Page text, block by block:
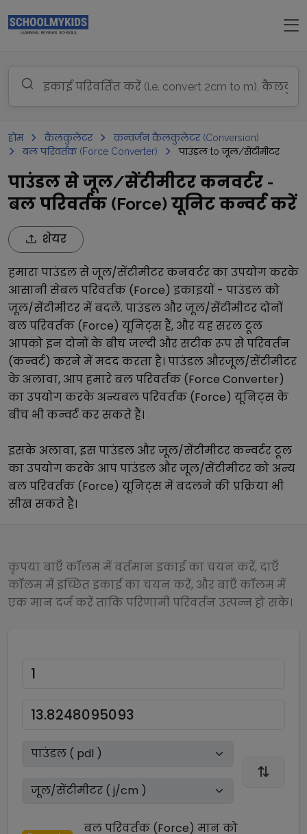
होम कैलकुलेटर
कन्वर्जन कैलकुलेटर (Conversion)
बल परिवर्तक (Force Converter)
पाउंडल to जूल/सेंटीमीटर
पाउंडल से जूल/सेंटीमीटर कनवर्टर -
बल परिवर्तक (Force) यूनिट कन्वर्ट करें
शेयर
हमारापाउंडलसेजूल/सेंटीमीटरकनवर्टर का उपयोग करके
आसानी सेबल परिवर्तक (Force) इकाइयों - पाउंडलको
जूल/सेंटीमीटरमें बदलें. पाउंडल औरजूल/सेंटीमीटरदोनों
बल परिवर्तक (Force) यूनिट्स हैं, और यह सरल टूल
आपको इन दोनों के बीच जल्दी और सटीक रूप से परिवर्तन
(कन्वर्ट) करने में मदद करता है। पाउंडल औरजूल/सेंटीमीटर
के अलावा, आप हमारेबल परिवर्तक (Force Converter)
का उपयोग करके अन्यबल परिवर्तक (Force) यूनिट्स के
बीच भी कन्वर्ट कर सकते हैं।
इसके अलावा, इसपाउंडल औरजूल/सेंटीमीटरकन्वर्टर टूल
का उपयोग करके आपपाउंडल औरजूल/सेंटीमीटरको अन्य
बल परिवर्तक (Force) यूनिट्स में बदलने की प्रक्रिया भी
सीख सकते हैं।
कृपया बाएँ कॉलम में वर्तमान इकाई का चयन करें, दाएँ
कॉलम में इच्छित इकाई का चयन करें, और बाएँ कॉलम में
एक मान दर्ज करें ताकि परिणामी परिवर्तन उत्पन्न हो सके।
बल परिवर्तक (Force) मान को